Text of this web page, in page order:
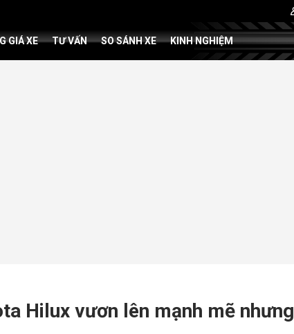
GIÁ XE TƯ VẤN SO SÁNH XE KINH NGHIỆM
Hilux vươn lên mạnh mẽ nhưng